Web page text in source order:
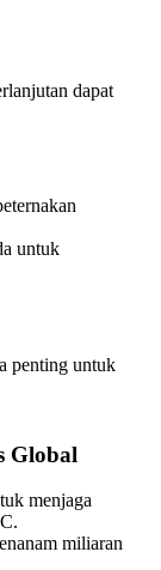
dapat
untuk
penting untuk
Global
menjaga
miliaran